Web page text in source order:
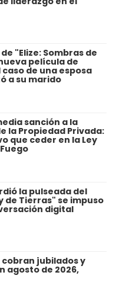
"Elize: Sombras de
película de
de una esposa
a su marido
sanción a la
la Propiedad Privada:
que ceder en la Ley
la pulseada del
de Tierras" se impuso
digital
cobran jubilados y
agosto de 2026,